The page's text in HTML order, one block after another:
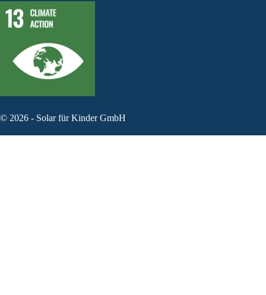
© 2026 - Solar für Kinder GmbH